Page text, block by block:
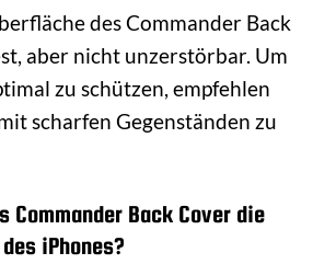
des Commander Back
aber nicht unzerstörbar. Um
zu schützen, empfehlen
scharfen Gegenständen zu
Commander Back Cover die
iPhones?